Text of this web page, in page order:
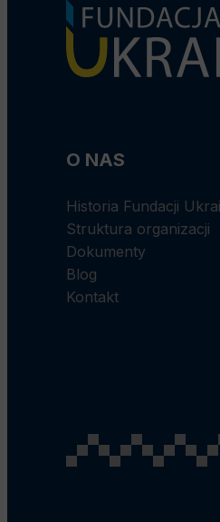
O NAS
Historia Fundacji
Struktura organizacji
Dokumenty
Blog
Kontakt